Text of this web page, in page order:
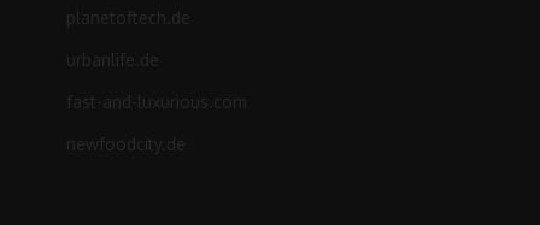
planetoftech.de
urbanlife.de
fast-and-luxurious.com
newfoodcity.de